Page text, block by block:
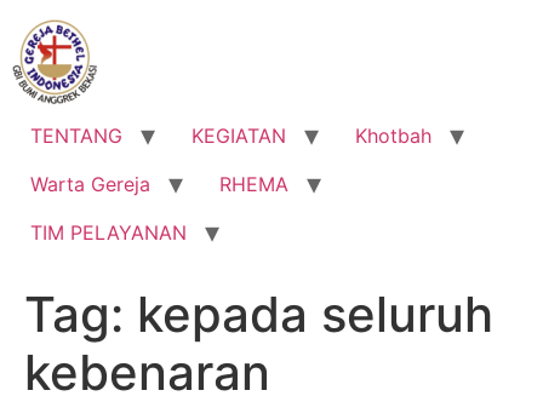
Lewati
konten
TENTANG KEGIATAN
Khotbah
Warta Gereja
RHEMA
TIM PELAYANAN
Tag: kepada seluruh
kebenaran